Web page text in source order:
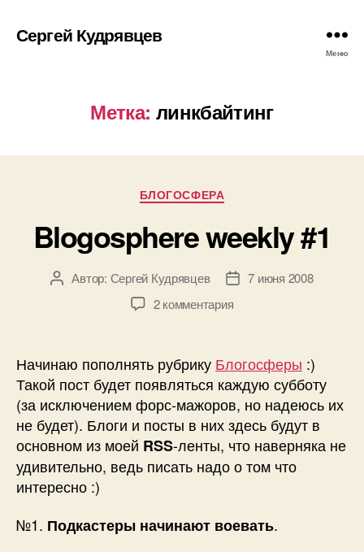
Сергей Кудрявцев
Меню
Метка: линкбайтинг
Рубрики
БЛОГОСФЕРА
Blogosphere weekly #1
АвторАвтор: Сергей Кудрявцев
Дата7 июня 2008
2 комментарияк
weekly
#1
Начинаю пополнять рубрику Блогосферы :)
Такой пост будет появляться каждую субботу
(за исключением форс-мажоров, но надеюсь их
не будет). Блоги и посты в них здесь будут в
основном из моей RSS-ленты, что наверняка не
удивительно, ведь писать надо о том что
интересно :)
№1. Подкастеры начинают воевать.